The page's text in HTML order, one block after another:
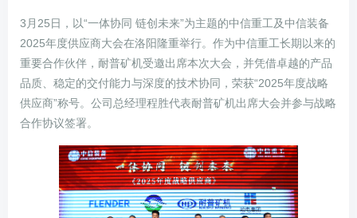
3月25日，以“一体协同 链创未来”为主题的中信重工及中信装备
2025年度供应商大会在洛阳隆重举行。作为中信重工长期以来的
重要合作伙伴，耐普矿机受邀出席本次大会，并凭借卓越的产品
品质、稳定的交付能力与深度的技术协同，荣获“2025年度战略
供应商”称号。公司总经理程胜代表耐普矿机出席大会并参与战略
合作协议签署。